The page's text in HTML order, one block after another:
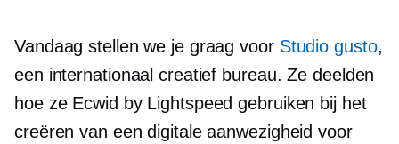
Vandaag stellen we je graag voor Studio gusto,
een internationaal creatief bureau. Ze deelden
hoe ze Ecwid by Lightspeed gebruiken bij het
creëren van een digitale aanwezigheid voor